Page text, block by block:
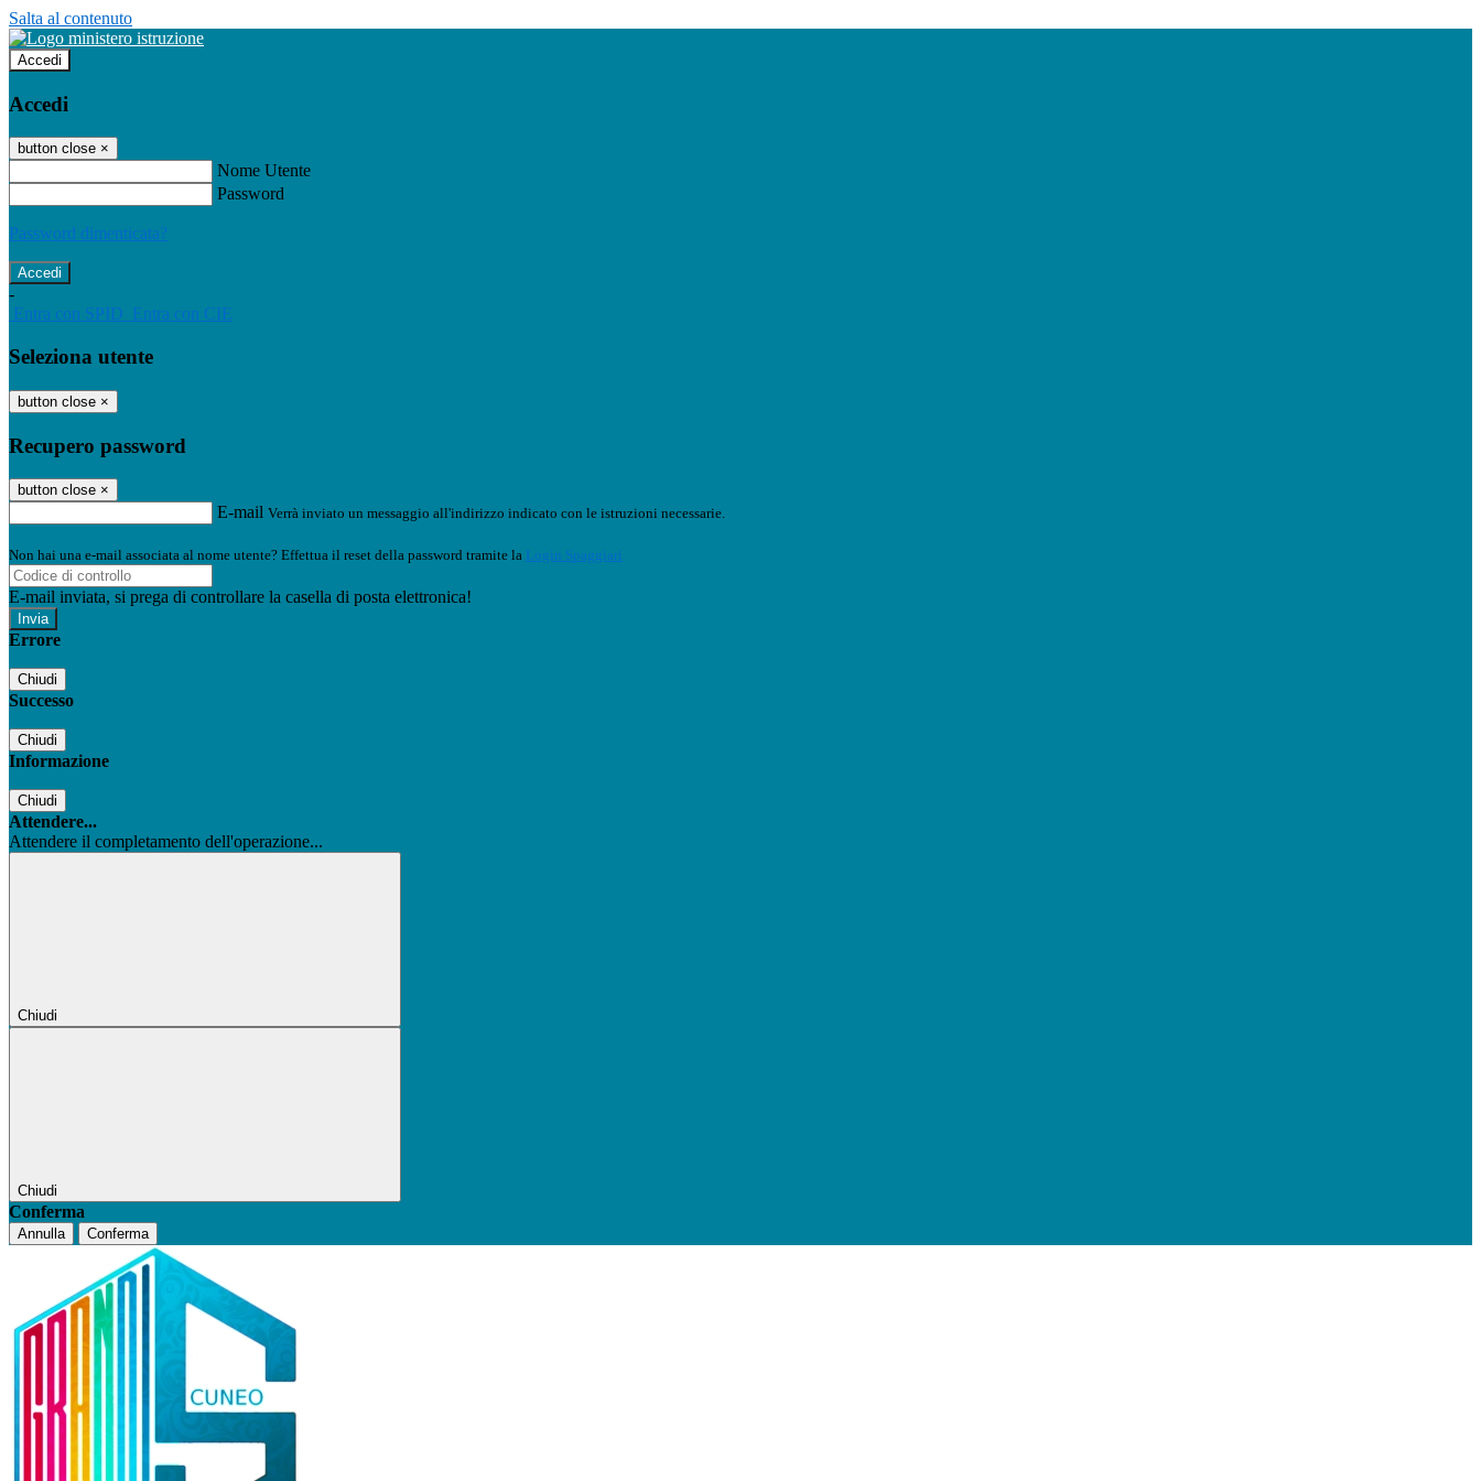
Salta al contenuto
Accedi
Accedi
button close ×
Nome Utente
Password
Password dimenticata?
-
Entra con SPID Entra con CIE
Seleziona utente
button close ×
Recupero password
button close ×
E-mail Verrà inviato un messaggio all'indirizzo indicato con le istruzioni necessarie.
Non hai una e-mail associata al nome utente? Effettua il reset della password tramite la Login Spaggiari
E-mail inviata, si prega di controllare la casella di posta elettronica!
Errore
Chiudi
Successo
Chiudi
Informazione
Chiudi
Attendere...
Attendere il completamento dell'operazione...
Chiudi
Chiudi
Conferma
Annulla Conferma